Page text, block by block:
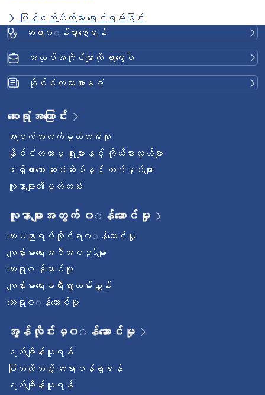
ပြန်ရည်ကျိတ်များ ရောင်ရမ်းခြင်း
ဆရာ၀◌န်ရှာဖွေရန်
အလုပ်အကိုင်များကို ရှာဖွေပါ
နိုင်ငံတကာအာမခံ
ဆေးရုံအကြောင်း
အချက်အလက်မှတ်တမ်းစု
နိုင်ငံတကာမှ ရုံးများနှင့် ကိုယ်စားလှယ်များ
ရရှိထားသော ဆုတံဆိပ်နှင့် လက်မှတ်များ
လူနာများ၏မှတ်တမ်း
လူနာများအတွက် ၀◌န်ဆောင်မှု
ဆေးပညာရပ်ဆိုင်ရာ၀◌န်ဆောင်မှု
ကျန်းမာရေးအစီအစဥ◌်များ
ဆေးရုံ၀န်ဆောင်မှု
ကျန်းမာရေးခရီးသွားလမ်းညွှန်
ဆေးရုံ၀◌န်ဆောင်မှု
အွန်လိုင်းမှ၀◌န်ဆောင်မှု
ရက်ချိန်းယူရန်
ပြသလိုသည့် ဆရာဝန်ရှာရန်
ရက်ချိန်းယူရန်